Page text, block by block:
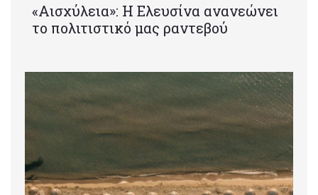
«Αισχύλεια»: Η Ελευσίνα ανανεώνει
το πολιτιστικό μας ραντεβού